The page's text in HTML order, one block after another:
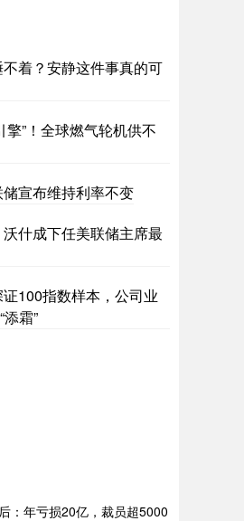
着？安静这件事真的可
”！全球燃气轮机供不
宣布维持利率不变
什成下任美联储主席最
100指数样本，公司业
霜”
：年亏损20亿，裁员超5000